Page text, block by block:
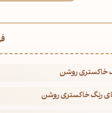
خاکستری روشن
رنگ خاکستری روشن